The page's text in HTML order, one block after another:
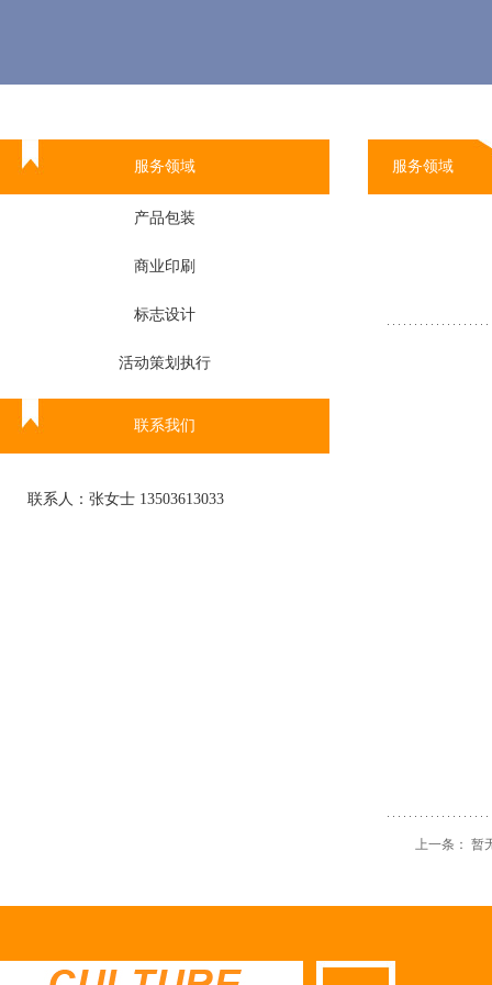
服务领域
产品包装
商业印刷
标志设计
活动策划执行
联系我们
联系人：张女士 13503613033
服务领域
上一条： 暂